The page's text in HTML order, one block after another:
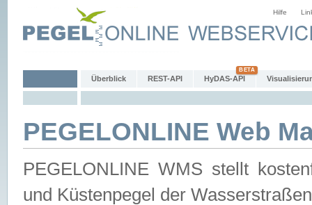
Hilfe
Überblick REST-API HyDAS-API
PEGELONLINE Web
PEGELONLINE WMS stellt
und Küstenpegel der